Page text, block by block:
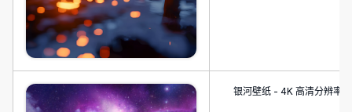
银河壁纸 - 4K 高清分辨率